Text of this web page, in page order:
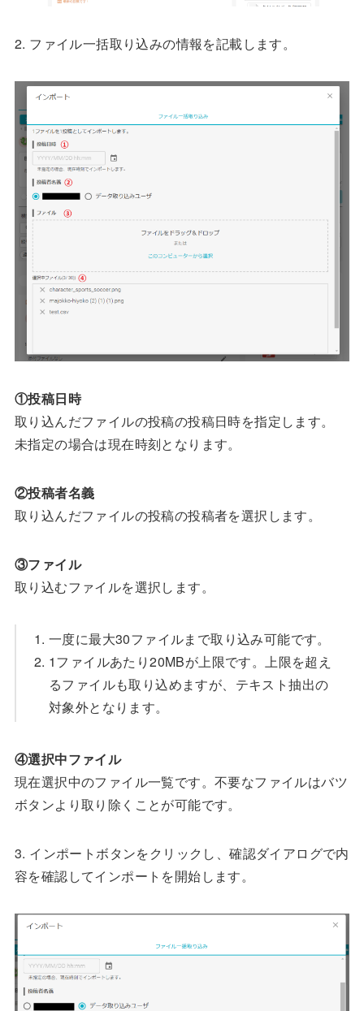
2. ファイル一括取り込みの情報を記載します。
①投稿日時
取り込んだファイルの投稿の投稿日時を指定します。
未指定の場合は現在時刻となります。
②投稿者名義
取り込んだファイルの投稿の投稿者を選択します。
③ファイル
取り込むファイルを選択します。
一度に最大30ファイルまで取り込み可能です。
1ファイルあたり20MBが上限です。上限を超え
るファイルも取り込めますが、テキスト抽出の
対象外となります。
④選択中ファイル
現在選択中のファイル一覧です。不要なファイルはバツ
ボタンより取り除くことが可能です。
3. インポートボタンをクリックし、確認ダイアログで内
容を確認してインポートを開始します。